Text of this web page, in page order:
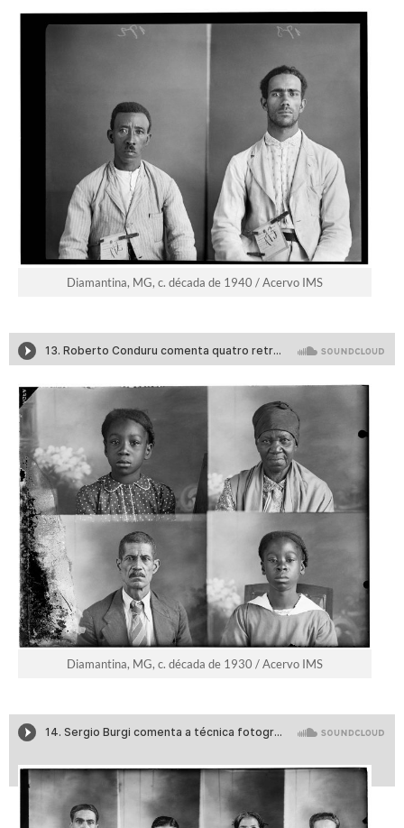
Diamantina, MG, c. década de 1940 / Acervo IMS
Diamantina, MG, c. década de 1930 / Acervo IMS